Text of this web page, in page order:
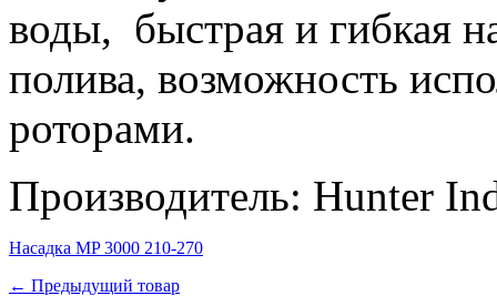
воды, быстрая и гибкая
полива, возможность
роторами.
Производитель: Hunter
Насадка MP 3000 210-270
← Предыдущий товар